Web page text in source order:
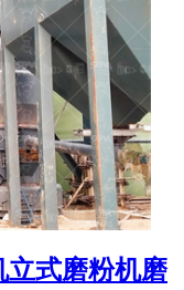
立式磨粉机磨